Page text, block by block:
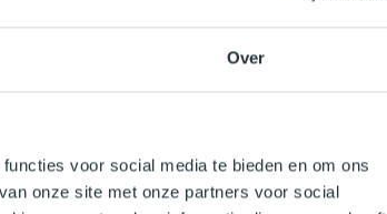
Over
voor social media te bieden en om ons
onze site met onze partners voor social